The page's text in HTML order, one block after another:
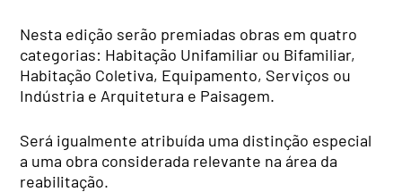
Nesta edição serão premiadas obras em quatro
categorias: Habitação Unifamiliar ou Bifamiliar,
Habitação Coletiva, Equipamento, Serviços ou
Indústria e Arquitetura e Paisagem.
Será igualmente atribuída uma distinção especial
a uma obra considerada relevante na área da
reabilitação.